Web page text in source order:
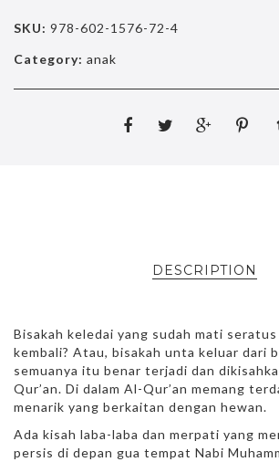
SKU: 978-602-1576-72-4
Category: anak
DESCRIPTION
Bisakah keledai yang sudah mati
kembali? Atau, bisakah unta keluar dari
semuanya itu benar terjadi dan
Qur’an. Di dalam Al-Qur’an memang
menarik yang berkaitan dengan hewan.
Ada kisah laba-laba dan merpati yang
persis di depan gua tempat Nabi